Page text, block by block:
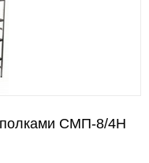
СМП-8/4Н